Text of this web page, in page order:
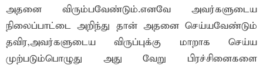
அதனை விரும்பவேண்டும்.எனவே அவர்களுடைய
நிலைப்பாட்டை அறிந்து தான் அதனை செய்யவேண்டும்
தவிர,அவர்களுடைய விருப்புக்கு மாறாக செய்ய
முற்படும்பொழுது அது வேறு பிரச்சினைகளை